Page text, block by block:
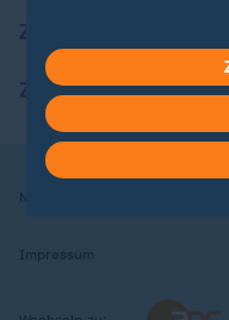
ZDFheute Apps
Nutzungsbedingungen
Impressum
in deinen
Hier findest du das
Weitere